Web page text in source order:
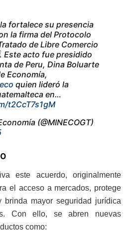
fortalece su presencia
la firma del Protocolo
de Libre Comercio
acto fue presidido
de Peru, Dina Boluarte
Economía,
quien lideró la
en…
t2CcT7s1gM
(@MINECOGT)
este acuerdo, originalmente
el acceso a mercados, protege
brinda mayor seguridad jurídica
Con ello, se abren nuevas
como: